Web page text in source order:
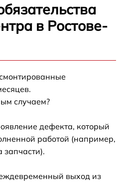
в Ростове-
случаем?
дефекта, который
работой (например,
запчасти).
выход из